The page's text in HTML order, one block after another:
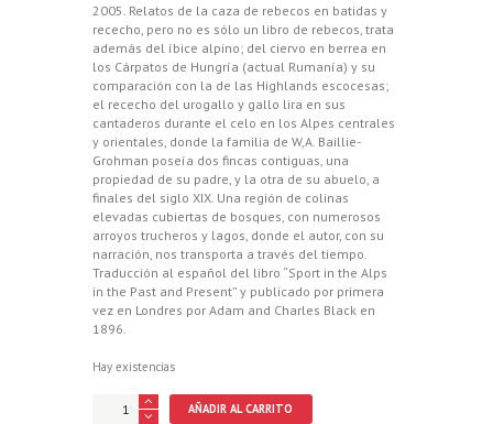
2005. Relatos de la caza de rebecos en batidas y
rececho, pero no es sólo un libro de rebecos, trata
además del íbice alpino; del ciervo en berrea en
los Cárpatos de Hungría (actual Rumanía) y su
comparación con la de las Highlands escocesas;
el rececho del urogallo y gallo lira en sus
cantaderos durante el celo en los Alpes centrales
y orientales, donde la familia de W,A. Baillie-
Grohman poseía dos fincas contiguas, una
propiedad de su padre, y la otra de su abuelo, a
finales del siglo XIX. Una región de colinas
elevadas cubiertas de bosques, con numerosos
arroyos trucheros y lagos, donde el autor, con su
narración, nos transporta a través del tiempo.
Traducción al español del libro “Sport in the Alps
in the Past and Present” y publicado por primera
vez en Londres por Adam and Charles Black en
1896.
Hay existencias
AÑADIR AL CARRITO